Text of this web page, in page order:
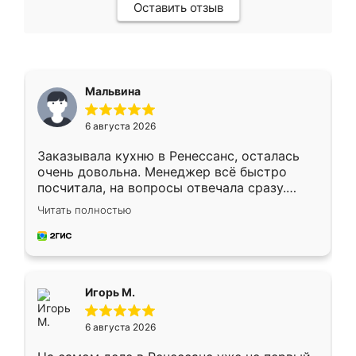
Оставить отзыв
Мальвина
6 августа 2026
Заказывала кухню в Ренессанс, осталась
очень довольна. Менеджер всё быстро
посчитала, на вопросы отвечала сразу.
Замерщик приехал в субботу, подошёл к
делу со всей ответственностью. Собрали
за день, ребята работали аккуратно, даже
Читать полностью
Игорь М.
6 августа 2026